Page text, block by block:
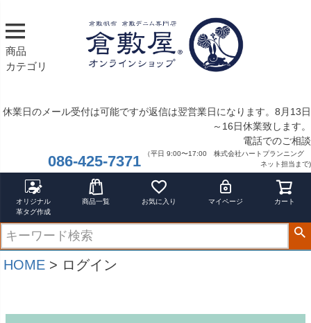
商品
カテゴリ
休業日のメール受付は可能ですが返信は翌営業日になります。8月13日
～16日休業致します。
電話でのご相談
086-425-7371
（平日 9:00〜17:00 株式会社ハートプランニング
ネット担当まで)
オリジナル
革タグ作成
商品一覧 お気に入り マイページ カート
HOME ログイン